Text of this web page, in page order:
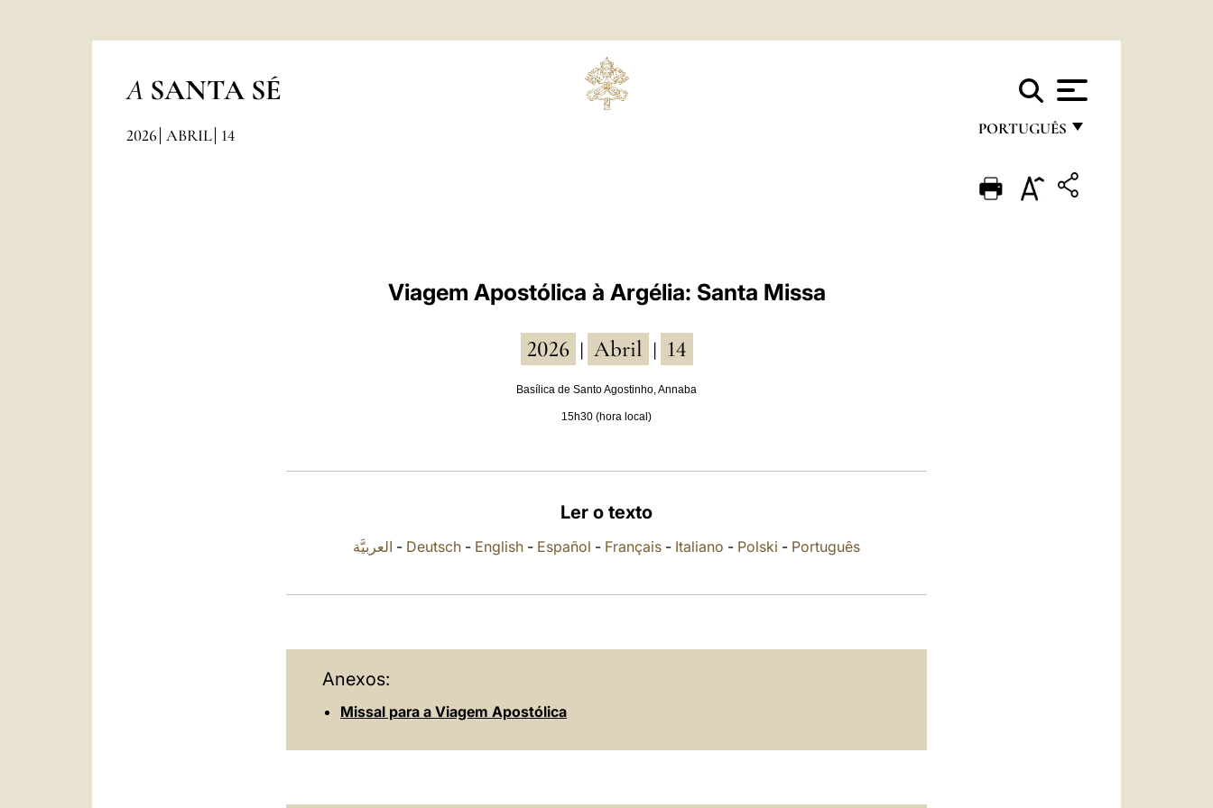
A SANTA SÉ
PORTUGUÊS
ENGLISH
2026 ABRIL 14
Viagem Apostólica à Argélia: Santa Missa
2026 Abril 14
Basílica de Santo Agostinho, Annaba
15h30 (hora local)
Ler o texto
العربيَّة - Deutsch - English - Español - Français - Italiano - Polski - Português
Anexos:
Missal para a Viagem Apostólica